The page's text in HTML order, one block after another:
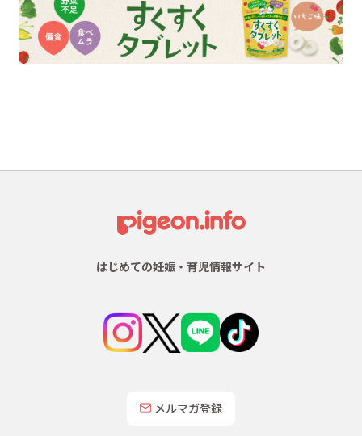
はじめての妊娠・育児情報サイト
メルマガ登録